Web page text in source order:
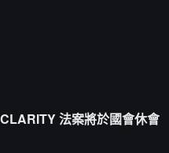
法案將於國會休會